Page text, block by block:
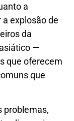
a
explosão de
da
—
que oferecem
que
problemas,